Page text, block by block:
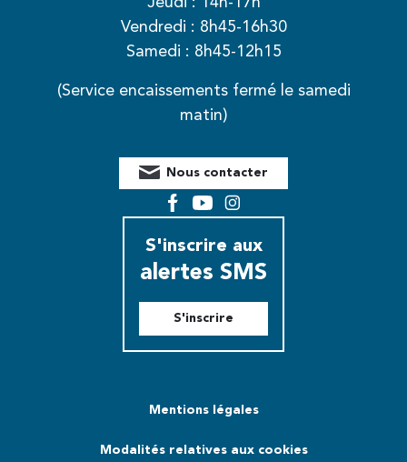
Vendredi : 8h45-16h30
Samedi : 8h45-12h15
(Service encaissements fermé le samedi
matin)
Nous contacter
FacebookYouTubeInstagram
S'inscrire aux
alertes SMS
S'inscrire
Mentions légales
Modalités relatives aux cookies